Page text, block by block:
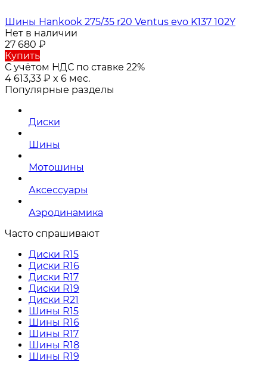
Шины Hankook 275/35 r20 Ventus evo K137 102Y
Нет в наличии
27 680 ₽
Купить
С учётом НДС по ставке 22%
4 613,33 ₽ x 6 мес.
Популярные разделы
Диски
Шины
Мотошины
Аксессуары
Аэродинамика
Часто спрашивают
Диски R15
Диски R16
Диски R17
Диски R19
Диски R21
Шины R15
Шины R16
Шины R17
Шины R18
Шины R19